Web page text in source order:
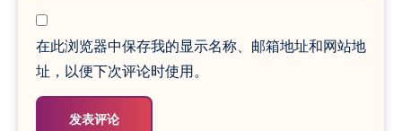
在此浏览器中保存我的显示名称、邮箱地址和网站地
址，以便下次评论时使用。